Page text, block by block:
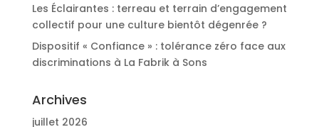
Les Éclairantes : terreau et terrain d’engagement
collectif pour une culture bientôt dégenrée ?
Dispositif « Confiance » : tolérance zéro face aux
discriminations à La Fabrik à Sons
Archives
juillet 2026